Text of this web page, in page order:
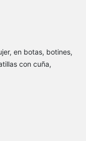
en botas, botines,
con cuña,